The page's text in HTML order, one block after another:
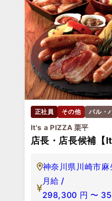
正社員 その他 バル・
It's a PIZZA 栗平
店長・店長候補【
神奈川県川崎市
月給 /
298,300 円 〜